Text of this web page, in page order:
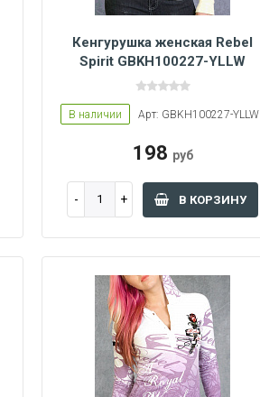
Кенгурушка женская Rebel
Spirit GBKH100227-YLLW
В наличии Арт: GBKH100227-YLLW
198 руб
В КОРЗИНУ